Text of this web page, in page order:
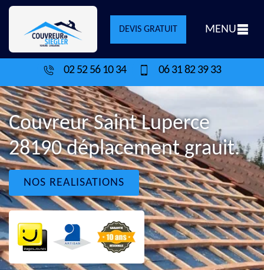
DEVIS GRATUIT MENU
02 52 56 10 34 06 31 82 39 33
Couvreur Saint Luperce
28190 déplacement grauit.
NOS REALISATIONS